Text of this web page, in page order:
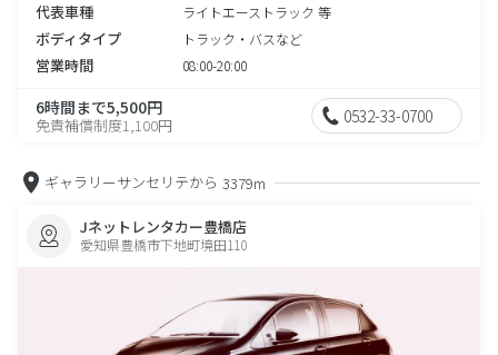
代表車種 ライトエーストラック 等
ボディタイプ トラック・バスなど
営業時間 08:00-20:00
6時間まで5,500円
免責補償制度1,100円 0532-33-0700
ギャラリーサンセリテから 3379m
Jネットレンタカー豊橋店
愛知県豊橋市下地町境田110